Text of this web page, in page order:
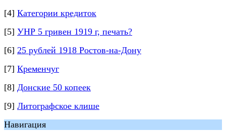
[4] Категории кредиток
[5] УНР 5 гривен 1919 г, печать?
[6] 25 рублей 1918 Ростов-на-Дону
[7] Кременчуг
[8] Донские 50 копеек
[9] Литографское клише
Навигация